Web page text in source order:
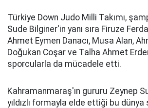
Türkiye Down Judo Milli Takımı,
Sude Bilginer'in yanı sıra Firuze
Ahmet Eymen Danacı, Musa Alan,
Doğukan Coşar ve Talha Ahmet
sporcularla da mücadele etti.
Kahramanmaraş'ın gururu Zeynep
yıldızlı formayla elde ettiği bu